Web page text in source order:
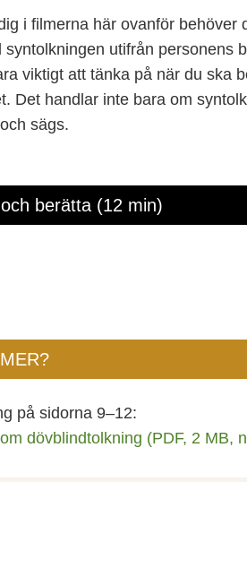
i filmerna här ovanför behöver
syntolkningen utifrån personens
viktigt att tänka på när du ska
Det handlar inte bara om
sägs.
berätta (12 min)
på sidorna 9–12:
dövblindtolkning (PDF, 2 MB,